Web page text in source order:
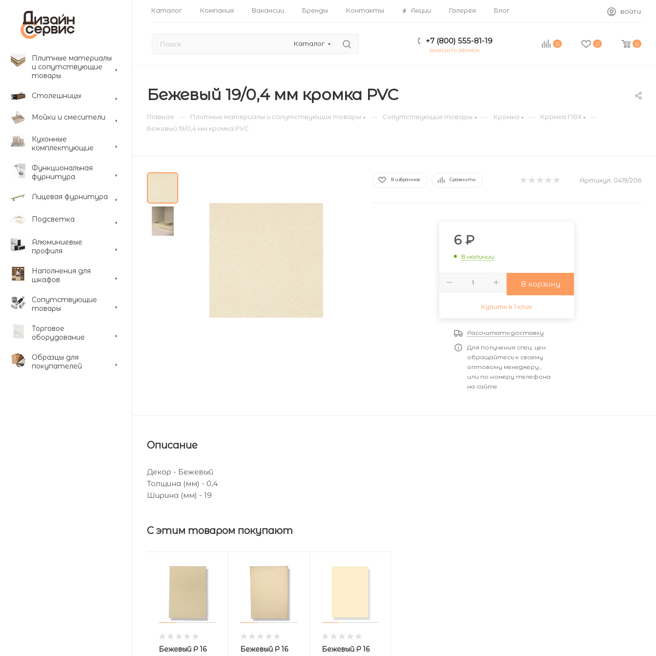
Каталог Компания Вакансии Бренды Контакты Акции Галерея Блог ВОЙТИ
Каталог +7 (800) 555-81-19
ЗАКАЗАТЬ ЗВОНОК
0 0 0
Плитные материалы
и сопутствующие
товары
Столешницы
Мойки и смесители
Кухонные
комплектующие
Функциональная
фурнитура
Лицевая фурнитура
Подсветка
Алюминиевые
профиля
Наполнения для
шкафов
Сопутствующие
товары
Торговое
оборудование
Образцы для
покупателей
Бежевый 19/0,4 мм кромка PVC
Главная — Плитные материалы и сопутствующие товары — Сопутствующие товары — Кромка — Кромка ПВХ —
Бежевый 19/0,4 мм кромка PVC
В избранное Сравнить Артикул: 0419/206
6 ₽
В наличии
В корзину
Купить в 1 клик
Рассчитать доставку
Для получения спец. цен
обращайтесь к своему
оптовому менеджеру ,
или по номеру телефона
на сайте
Описание
Декор - Бежевый
Толщина (мм) - 0,4
Ширина (мм) - 19
С этим товаром покупают
Бежевый Р 16
Бежевый Р 16
Бежевый Р 16